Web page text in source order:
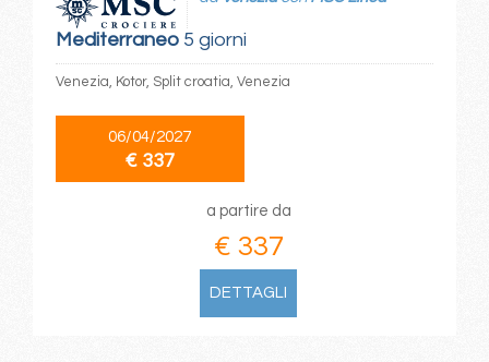
Mediterraneo5 giorni
Venezia, Kotor, Split croatia, Venezia
06/04/2027
€ 337
a partire da
€ 337
DETTAGLI